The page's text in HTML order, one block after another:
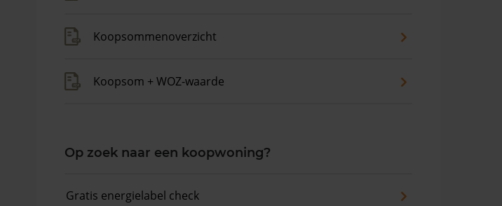
Koopsommenoverzicht
Koopsom + WOZ-waarde
Op zoek naar een koopwoning?
Gratis energielabel check